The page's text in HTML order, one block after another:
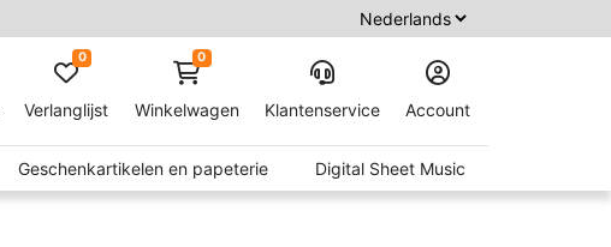
Verlanglijst
0 0
Winkelwagen Klantenservice Account
Geschenkartikelen en papeterie Digital Sheet Music